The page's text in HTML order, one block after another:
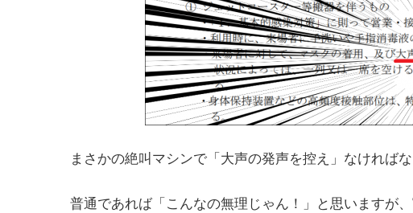
まさかの絶叫マシンで「大声の発声を控え」なければ
普通であれば「こんなの無理じゃん！」と思いますが